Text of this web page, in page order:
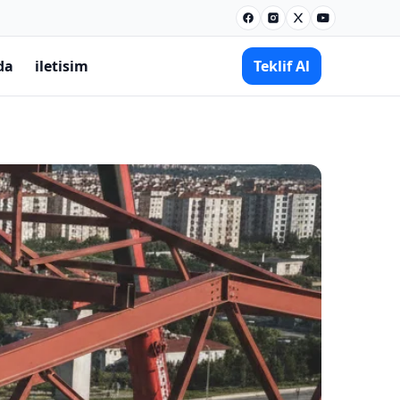
Facebook
Instagram
X Youtube
iletisim Teklif Al